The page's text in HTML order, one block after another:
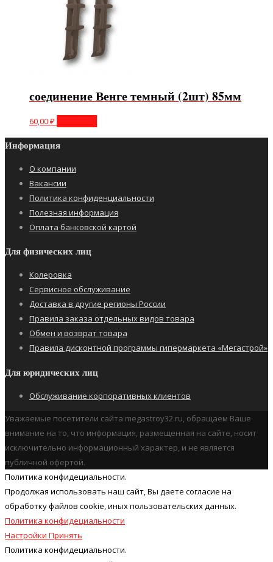
соединение Венге темный (2шт) 85мм
60,00₽
Информация
О компании
Вакансии
Политика конфиденциальности
Полезная информация
Оплата банковской картой
Для физических лиц
Колеровка
Сервисное обслуживание
Доставка в другие регионы России
Правила заказа отдельных видов товара
Обмен и возврат товара
Правила дисконтной программы гипермаркета «Мегастрой»
Для юридических лиц
Обслуживание корпоративных клиентов
Уважаемые посетители сайта megastroy32.ru, обращаем Ваше
внимание на то, что информация, размещенная на сайте, носит
исключительно информационный характер, и не является
публичной офертой.
Политика конфидециальности.
Продолжая использовать наш cайт, Вы даете согласие на
обработку файлов cookie, иных пользовательских данных.
Политика конфидециальности
Настройки Принять
Политика конфидециальности.